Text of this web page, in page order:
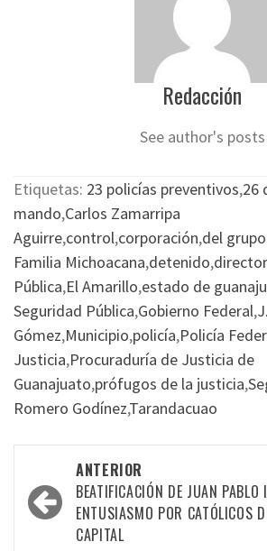
Redacción
See author's posts
Etiquetas: 23 policías preventivos,26
mando,Carlos Zamarripa
Aguirre,control,corporación,del
Familia Michoacana,detenido,
Pública,El Amarillo,estado de
Seguridad Pública,Gobierno Federal,
Gómez,Municipio,policía,Policía
Justicia,Procuraduría de Justicia de
Guanajuato,prófugos de la justicia,
Romero Godínez,Tarandacuao
Navegación
por
las
ANTERIOR
BEATIFICACIÓN DE JUAN
ENTUSIASMO POR CATÓLICOS
CAPITAL